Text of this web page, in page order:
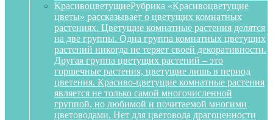
КрасивоцветущиеРубрика «Красивоцветущие
цветы» рассказывает о цветущих комнатных
растениях. Цветущие комнатные растения делятся
на две группы. Одна группа комнатных цветущих
растений никогда не теряет своей декоративности.
Другая группа цветущих растений – это
горшечные растения, цветущие лишь в период
цветения. Красиво-цветущие комнатные растения
является не только самой многочисленной
группой, но любимой и почитаемой многими
цветоводами. Нет для цветовода драгоценности